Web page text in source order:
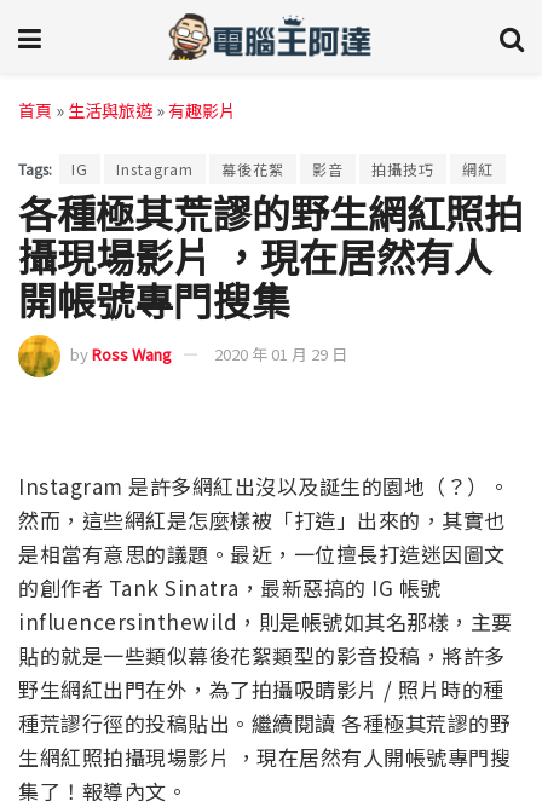
首頁 » 生活與旅遊 »有趣影片
Tags: IG Instagram 幕後花絮 影音 拍攝技巧 網紅
各種極其荒謬的野生網紅照拍
攝現場影片 ，現在居然有人
開帳號專門搜集
byRoss Wang 2020 年 01 月 29 日
Instagram 是許多網紅出沒以及誕生的園地（？）。
然而，這些網紅是怎麼樣被「打造」出來的，其實也
是相當有意思的議題。最近，一位擅長打造迷因圖文
的創作者 Tank Sinatra，最新惡搞的 IG 帳號
influencersinthewild，則是帳號如其名那樣，主要
貼的就是一些類似幕後花絮類型的影音投稿，將許多
野生網紅出門在外，為了拍攝吸睛影片 / 照片時的種
種荒謬行徑的投稿貼出。繼續閱讀 各種極其荒謬的野
生網紅照拍攝現場影片 ，現在居然有人開帳號專門搜
集了！報導內文。